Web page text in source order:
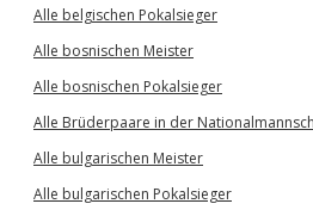
Alle belgischen Pokalsieger
Alle bosnischen Meister
Alle bosnischen Pokalsieger
Alle Brüderpaare in der
Alle bulgarischen Meister
Alle bulgarischen Pokalsieger